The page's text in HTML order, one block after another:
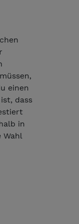
einen
dass
in
Wahl